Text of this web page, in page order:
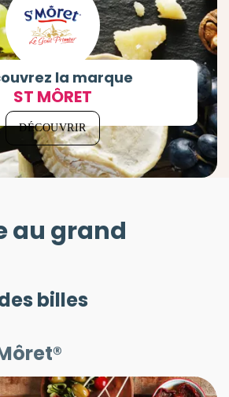
la marque
ST MÔRET
DÉCOUVRIR
au grand
billes